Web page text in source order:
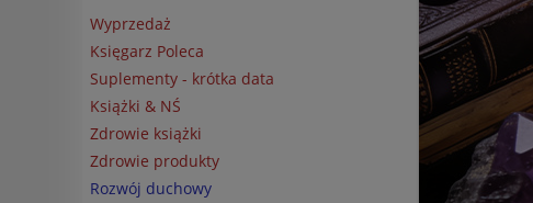
Wyprzedaż
Księgarz Poleca
Suplementy - krótka data
Książki & NŚ
Zdrowie książki
Zdrowie produkty
Rozwój duchowy